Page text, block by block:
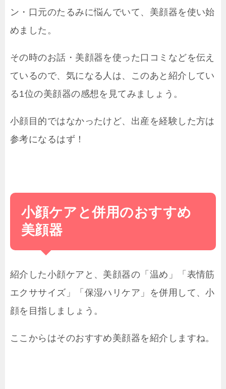
ン・口元のたるみに悩んでいて、美顔器を使い始
めました。
その時のお話・美顔器を使った口コミなどを伝え
ているので、気になる人は、このあと紹介してい
る1位の美顔器の感想を見てみましょう。
小顔目的ではなかったけど、出産を経験した方は
参考になるはず！
小顔ケアと併用のおすすめ
美顔器
紹介した小顔ケアと、美顔器の「温め」「表情筋
エクササイズ」「保湿ハリケア」を併用して、小
顔を目指しましょう。
ここからはそのおすすめ美顔器を紹介しますね。